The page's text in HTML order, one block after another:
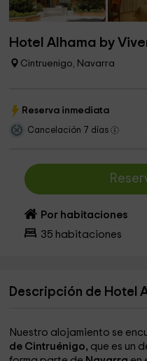
Hotel Alhama by
Cintruenigo, Navarra
Reserva inmediata
Cancelación 7 días
Por habitaciones
35 habitaciones
Descripción de Hotel
Nuestro alojamiento se
de Cintruénigo, que es un